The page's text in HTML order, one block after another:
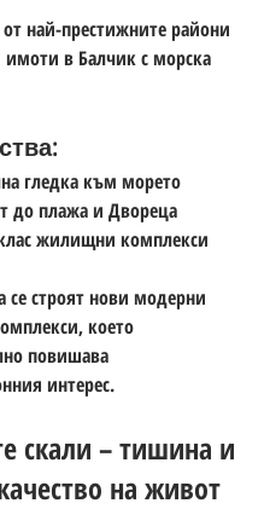
най-престижните райони
имоти в Балчик с морска
гледка към морето
до плажа и Двореца
жилищни комплекси
се строят нови модерни
, което
повишава
интерес.
скали – тишина и
на живот